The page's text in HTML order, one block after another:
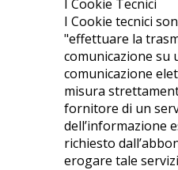
I Cookie Tecnici
I Cookie tecnici
"effettuare la
comunicazione su
comunicazione
misura
fornitore di un
dell’informazione
richiesto
erogare tale